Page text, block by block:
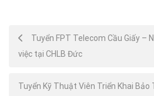
Post
navigation
Tuyển FPT Telecom Cầu Giấy –
việc tại CHLB Đức
Tuyển Kỹ Thuật Viên Triển Khai Bảo